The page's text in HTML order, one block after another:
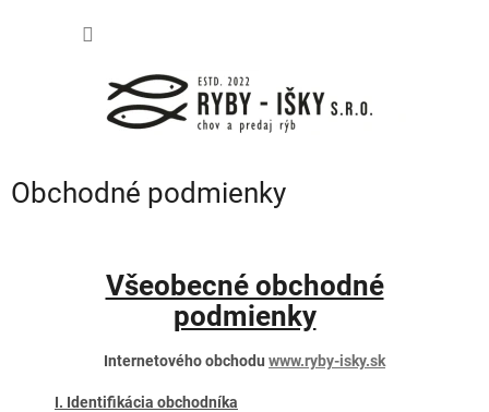
Obchodné podmienky
Všeobecné obchodné
podmienky
Internetového obchodu www.ryby-isky.sk
I. Identifikácia obchodníka